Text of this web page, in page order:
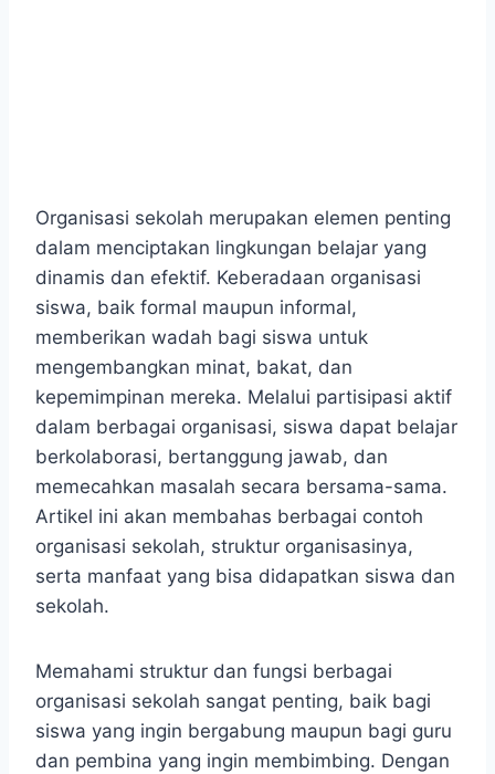
Organisasi sekolah merupakan elemen penting
dalam menciptakan lingkungan belajar yang
dinamis dan efektif. Keberadaan organisasi
siswa, baik formal maupun informal,
memberikan wadah bagi siswa untuk
mengembangkan minat, bakat, dan
kepemimpinan mereka. Melalui partisipasi aktif
dalam berbagai organisasi, siswa dapat belajar
berkolaborasi, bertanggung jawab, dan
memecahkan masalah secara bersama-sama.
Artikel ini akan membahas berbagai contoh
organisasi sekolah, struktur organisasinya,
serta manfaat yang bisa didapatkan siswa dan
sekolah.
Memahami struktur dan fungsi berbagai
organisasi sekolah sangat penting, baik bagi
siswa yang ingin bergabung maupun bagi guru
dan pembina yang ingin membimbing. Dengan